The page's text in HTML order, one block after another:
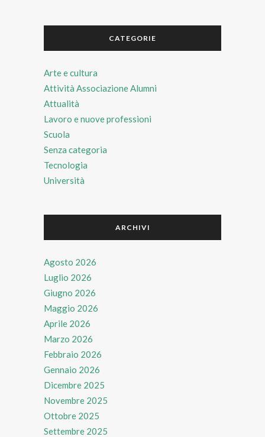
CATEGORIE
Arte e cultura
Attività Associazione Alumni
Attualità
Lavoro e nuove professioni
Scuola
Senza categoria
Tecnologia
Università
ARCHIVI
Agosto 2026
Luglio 2026
Giugno 2026
Maggio 2026
Aprile 2026
Marzo 2026
Febbraio 2026
Gennaio 2026
Dicembre 2025
Novembre 2025
Ottobre 2025
Settembre 2025